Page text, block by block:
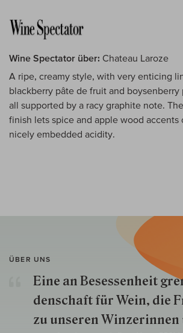
Wine Spectator über: Chateau Laroze
A ripe, creamy style, with very enticing
blackberry pâte de fruit and boysenberry
all supported by a racy graphite note.
finish lets spice and apple wood accents
nicely embedded acidity.
ÜBER UNS
Eine an Besessenheit
den­schaft für Wein, die
zu unseren